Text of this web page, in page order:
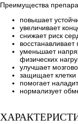
Преимущества
повышает
увеличивает
снижает риск
восстанавливает
уменьшает
физических
улучшает
защищает
помогает
нормализует